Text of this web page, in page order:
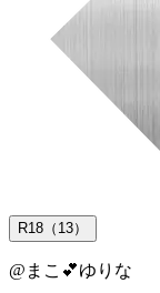
R18（13）
@ まこ💕ゆりな